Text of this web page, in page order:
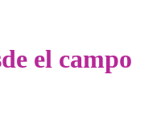
el campo